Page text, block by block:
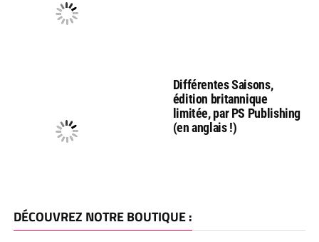
Différentes Saisons,
édition britannique
limitée, par PS Publishing
(en anglais !)
DÉCOUVREZ NOTRE BOUTIQUE :